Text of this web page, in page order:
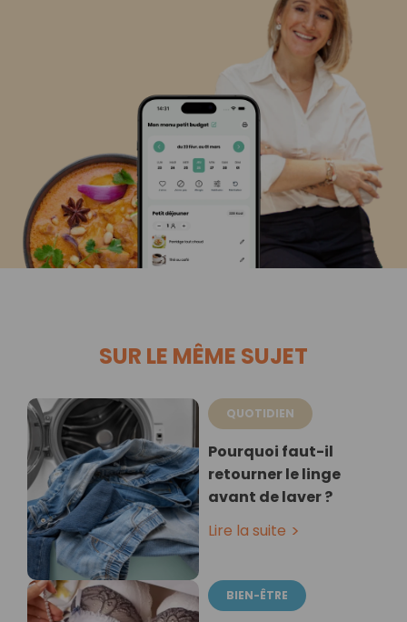
SUR LE MÊME SUJET
QUOTIDIEN
Pourquoi faut-il
retourner le linge
avant de laver ?
Lire la suite
BIEN-ÊTRE